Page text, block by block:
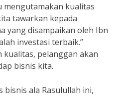
kualitas
tawarkan kepada
yang disampaikan oleh Ibn
investasi terbaik.”
pelanggan akan
bisnis kita.
ala Rasulullah ini,